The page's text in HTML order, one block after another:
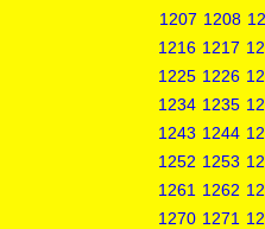
1207 1208
1216 1217
1225 1226
1234 1235
1243 1244
1252 1253
1261 1262
1270 1271